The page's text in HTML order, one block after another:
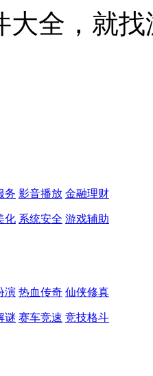
大全，就
务 影音播放 金融理财
化 系统安全 游戏辅助
演 热血传奇 仙侠修真
谜 赛车竞速 竞技格斗